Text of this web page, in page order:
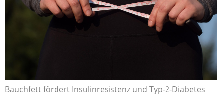
Bauchfett fördert Insulinresistenz und Typ-2-Diabetes